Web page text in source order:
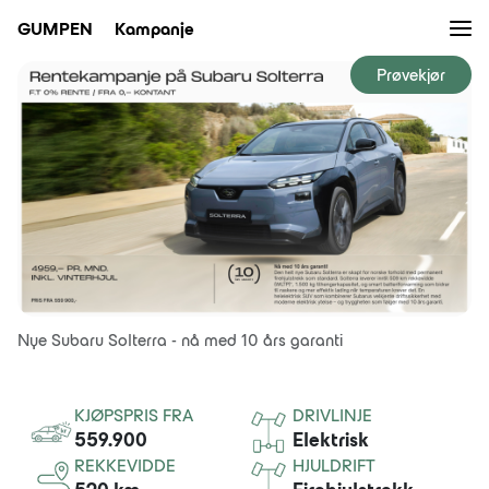
GUMPEN Kampanje
Prøvekjør
Bruktbil
Verksted
Bilpleie
Nybil
Kampanjer
Eiendom
Nye Subaru Solterra - nå med 10 års garanti
KJØPSPRIS FRA
559.900
DRIVLINJE
Elektrisk
REKKEVIDDE HJULDRIFT